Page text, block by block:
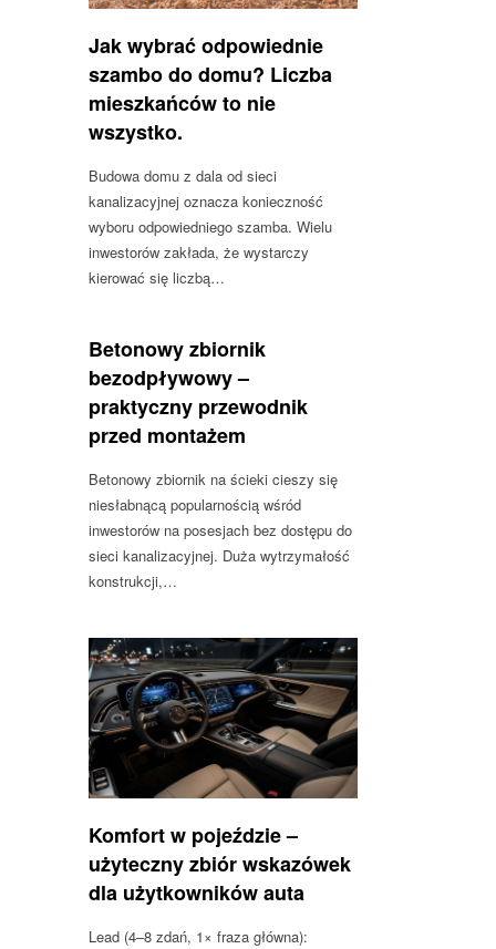
Jak wybrać odpowiednie
szambo do domu? Liczba
mieszkańców to nie
wszystko.
Budowa domu z dala od sieci
kanalizacyjnej oznacza konieczność
wyboru odpowiedniego szamba. Wielu
inwestorów zakłada, że wystarczy
kierować się liczbą…
Betonowy zbiornik
bezodpływowy –
praktyczny przewodnik
przed montażem
Betonowy zbiornik na ścieki cieszy się
niesłabnącą popularnością wśród
inwestorów na posesjach bez dostępu do
sieci kanalizacyjnej. Duża wytrzymałość
konstrukcji,…
Komfort w pojeździe –
użyteczny zbiór wskazówek
dla użytkowników auta
Lead (4–8 zdań, 1× fraza główna):